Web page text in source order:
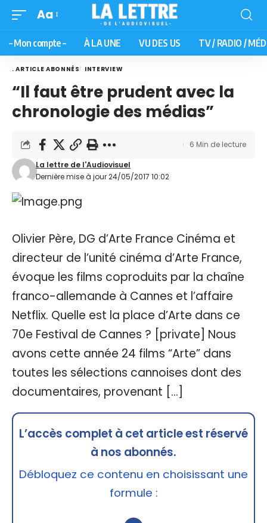
Aa
– Mon compte – À LA UNE VU DES US TV / RADIO /
. ARTICLE ABONNÉS INTERVIEW
“Il faut être prudent avec la
chronologie des médias”
Dernière mise à jour 24/05/2017 10:02
La lettre de l'Audiovisuel
6 Min de lecture
Olivier Père, DG d’Arte France Cinéma et
directeur de l’unité cinéma d’Arte France,
évoque les films coproduits par la chaîne
franco-allemande à Cannes et l’affaire
Netflix. Quelle est la place d’Arte dans ce
70e Festival de Cannes ? [private] Nous
avons cette année 24 films “Arte” dans
toutes les sélections cannoises dont des
documentaires, provenant […]
L’accès complet à cet article est réservé
à nos abonnés.
Débloquez ce contenu en choisissant une
formule :